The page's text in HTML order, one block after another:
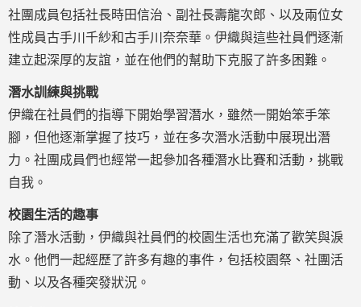
社團成員包括社長時田信治、副社長壽龍次郎、以及兩位女
性成員古手川千紗和古手川奈奈華。伊織與這些社員們逐漸
建立起深厚的友誼，並在他們的幫助下克服了許多困難。
潛水訓練與挑戰
伊織在社員們的指導下開始學習潛水，雖然一開始笨手笨
腳，但他逐漸掌握了技巧，並在多次潛水活動中展現出潛
力。社團成員們也經常一起參加各種潛水比賽和活動，挑戰
自我。
校園生活的趣事
除了潛水活動，伊織與社員們的校園生活也充滿了歡笑與淚
水。他們一起經歷了許多有趣的事件，包括校園祭、社團活
動、以及各種突發狀況。